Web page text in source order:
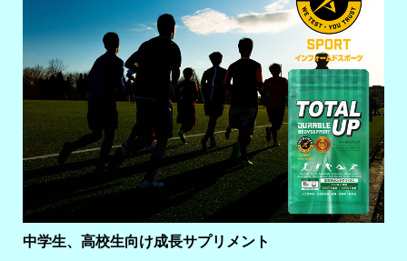
中学生、高校生向け成長サプリメント